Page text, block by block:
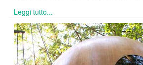
Leggi tutto...